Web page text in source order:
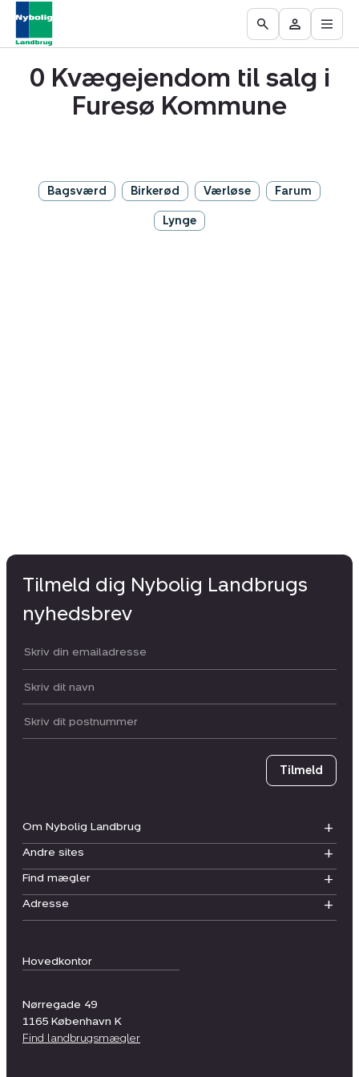
Ejendomme
til
Find
mægler
Få
vurderet
ejendom
Go
to
the
Search
page
Besøg
Mit
område
Åbn
0 Kvægejendom til salg i
Furesø Kommune
Bagsværd Birkerød Værløse Farum
Lynge
Hovedkontor
Nørregade 49
1165 København K
Find landbrugsmægler
Om Nybolig Landbrug
Andre sites
Find mægler
Adresse
Tilmeld dig Nybolig Landbrugs
nyhedsbrev
Din email:
Dit navn:
Postnummer
Tilmeld